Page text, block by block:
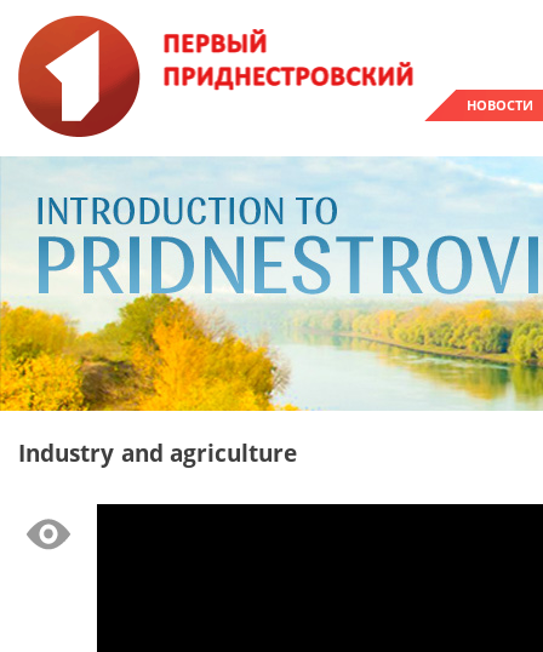
НОВОСТИ
Industry and agriculture